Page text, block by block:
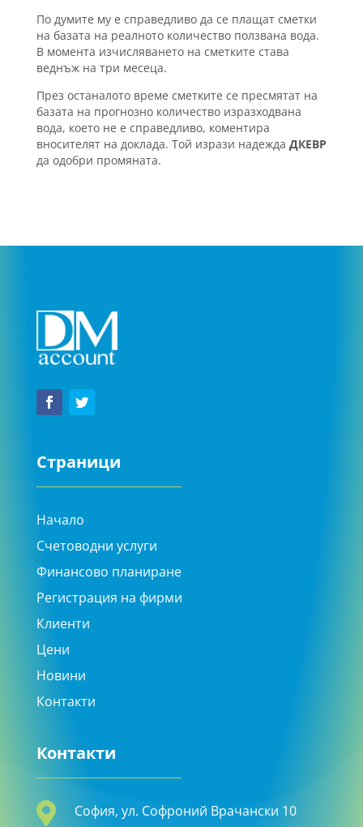
По думите му е справедливо да се плащат сметки
на базата на реалното количество ползвана вода.
В момента изчисляването на сметките става
веднъж на три месеца.
През останалото време сметките се пресмятат на
базата на прогнозно количество изразходвана
вода, което не е справедливо, коментира
вносителят на доклада. Той изрази надежда ДКЕВР
да одобри промяната.
Страници
Начало
Счетоводни услуги
Финансово планиране
Регистрация на фирми
Клиенти
Цени
Новини
Контакти
Контакти

София, ул. Софроний Врачански 10